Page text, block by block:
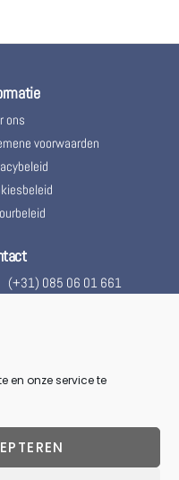
en onze service te
ons
voorwaarden
(+31) 085 06 01 661
Holland, Nederland
Gesloten voor onbepaalde